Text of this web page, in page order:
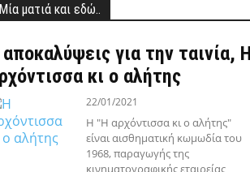
Μία ματιά και εδώ..
για την ταινία, Η
κι ο αλήτης
22/01/2021
Η "Η αρχόντισσα κι ο αλήτης"
είναι αισθηματική κωμωδία του
1968, παραγωγής της
κινηματογραφικής εταιρείας